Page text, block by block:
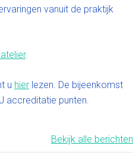
vanuit de praktijk
.
u hier lezen. De bijeenkomst
accreditatie punten.
Bekijk alle berichten